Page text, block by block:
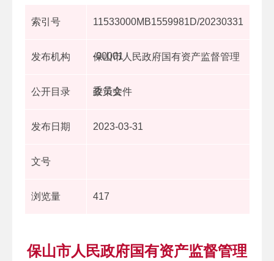
索引号 11533000MB1559981D/20230331
-00001
发布机构 保山市人民政府国有资产监督管理
委员会
公开目录 政策文件
发布日期 2023-03-31
文号
浏览量 417
保山市人民政府国有资产监督管理